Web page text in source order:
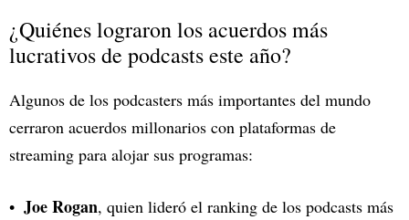
¿Quiénes lograron los acuerdos más
lucrativos de podcasts este año?
Algunos de los podcasters más importantes del mundo
cerraron acuerdos millonarios con plataformas de
streaming para alojar sus programas:
Joe Rogan, quien lideró el ranking de los podcasts más